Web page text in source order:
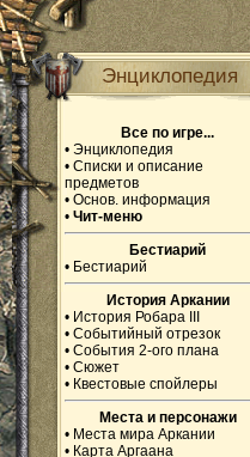
Энциклопедия
Все по игре...
• Энциклопедия
• Списки и описание
предметов
• Основ. информация
• Чит-меню
Бестиарий
• Бестиарий
История Аркании
• История Робара III
• Событийный отрезок
• События 2-ого плана
• Сюжет
• Квестовые спойлеры
Места и персонажи
• Места мира Аркании
• Карта Аргаана